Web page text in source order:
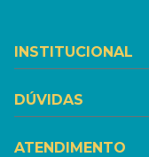
INSTITUCIONAL
DÚVIDAS
ATENDIMENTO